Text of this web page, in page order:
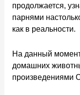
продолжается,
парнями
как в реальности.
На данный
домашних
произведениями